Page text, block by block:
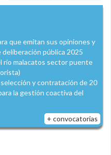
que emitan sus opiniones y
pública 2025
río malacatos sector puente
y contratación de 20
la gestión coactiva del
+ convocatorias